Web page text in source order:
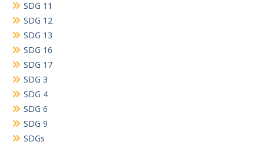
SDG 11
SDG 12
SDG 13
SDG 16
SDG 17
SDG 3
SDG 4
SDG 6
SDG 9
SDGs